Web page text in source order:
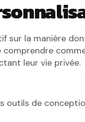
sur la manière
comprendre
leur vie privée.
outils de